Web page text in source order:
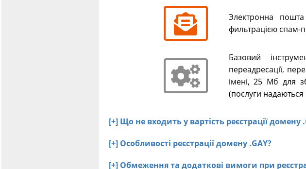
Электронна
фильтрацією спам-
Базовий
переадресації,
імені, 25 Мб для
(послуги надаються
[+] Що не входить у вартість реєстрації домену
[+] Особливості реєстрації домену .GAY?
[+] Обмеження та додаткові вимоги при